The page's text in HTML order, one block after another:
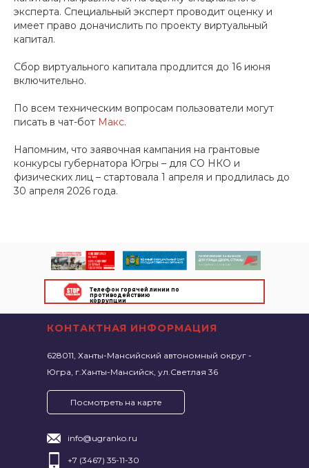
эксперта. Специальный эксперт проводит оценку и
имеет право доначислить по проекту виртуальный
капитал.
Сбор виртуального капитала продлится до 16 июня
включительно.
По всем техническим вопросам пользователи могут
писать в чат-бот Макс.
Напомним, что заявочная кампания на грантовые
конкурсы губернатора Югры – для СО НКО и
физических лиц – стартовала 1 апреля и продлилась до
30 апреля 2026 года.
КОНТАКТНАЯ ИНФОРМАЦИЯ
628011, Ханты-Мансийский автономный округ -
Югра, г.Ханты-Мансийск, ул.Светлая 36
info@ugranko.ru
+7 (3467) 35-11-30
Посмотреть на карте
Телефон горячей линии по
противодействию
коррупции